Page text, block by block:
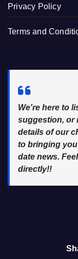
Privacy Policy
Terms and
We're here to
suggestion, or
details of our
to bringing
date news.
directly!!